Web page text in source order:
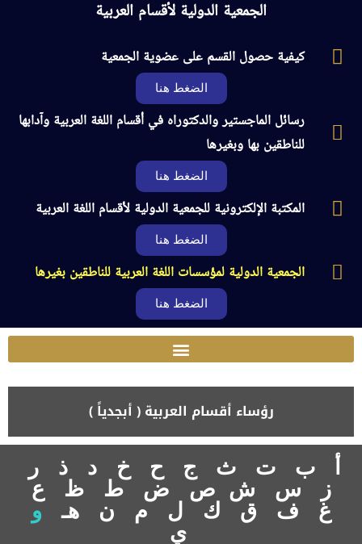
الجمعية الدولية لأقسام العربية
كيفية حصول القسم على عضوية الجمعية
الضغط هنا
رسائل الماجستير والدكتوراه في أقسام اللغة العربية وآدابها
للناطقين بها وبغيرها
الضغط هنا
المكتبة الإلكترونية للجمعية الدولية لأقسام اللغة العربية
الضغط هنا
الجمعية الدولية لمؤسسات اللغة العربية للناطقين بغيرها
الضغط هنا
رؤساء أقسام العربية ( أبجدياً )
ب ت ث ج ح خ د ذ
ر
ز
س ش ص ض ط ظ
ع
غ
ف ق ك ل م ن هـ
و
ي